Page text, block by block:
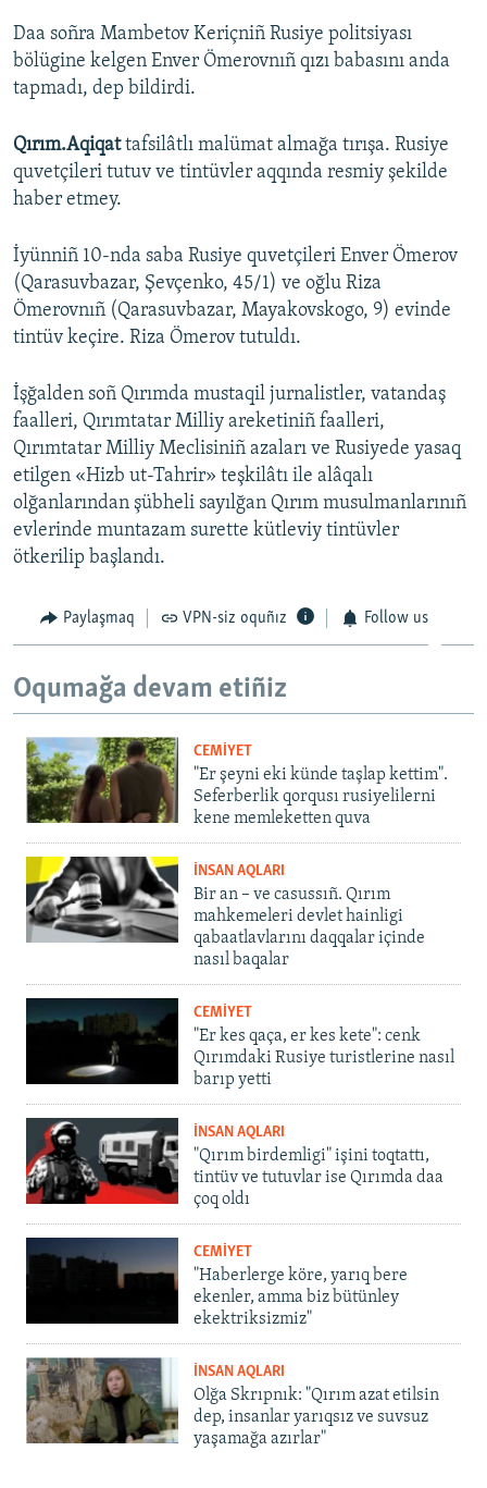
Daa soñra Mambetov Keriçniñ Rusiye politsiyası
bölügine kelgen Enver Ömerovnıñ qızı babasını anda
tapmadı, dep bildirdi.
Qırım.Aqiqattafsilâtlı malümat almağa tırışa. Rusiye
quvetçileri tutuv ve tintüvler aqqında resmiy şekilde
haber etmey.
İyünniñ 10-nda saba Rusiye quvetçileri Enver Ömerov
(Qarasuvbazar, Şevçenko, 45/1) ve oğlu Riza
Ömerovnıñ (Qarasuvbazar, Mayakovskogo, 9) evinde
tintüv keçire. Riza Ömerov tutuldı.
İşğalden soñ Qırımda mustaqil jurnalistler, vatandaş
faalleri, Qırımtatar Milliy areketiniñ faalleri,
Qırımtatar Milliy Meclisiniñ azaları ve Rusiyede yasaq
etilgen «Hizb ut-Tahrir» teşkilâtı ile alâqalı
olğanlarından şübheli sayılğan Qırım musulmanlarınıñ
evlerinde muntazam surette kütleviy tintüvler
ötkerilip başlandı.
Paylaşmaq VPN-siz oquñız Follow us
Oqumağa devam etiñiz
CEMİYET
"Er şeyni eki künde taşlap kettim".
Seferberlik qorqusı rusiyelilerni
kene memleketten quva
İNSAN AQLARI
Bir an – ve casussıñ. Qırım
mahkemeleri devlet hainligi
qabaatlavlarını daqqalar içinde
nasıl baqalar
CEMİYET
"Er kes qaça, er kes kete": cenk
Qırımdaki Rusiye turistlerine nasıl
barıp yetti
İNSAN AQLARI
"Qırım birdemligi" işini toqtattı,
tintüv ve tutuvlar ise Qırımda daa
çoq oldı
CEMİYET
"Haberlerge köre, yarıq bere
ekenler, amma biz bütünley
ekektriksizmiz"
İNSAN AQLARI
Olğa Skrıpnık: "Qırım azat etilsin
dep, insanlar yarıqsız ve suvsuz
yaşamağa azırlar"